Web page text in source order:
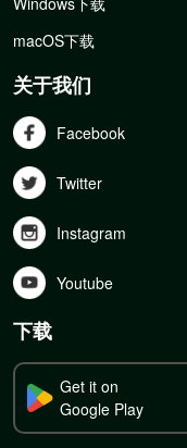
macOS下载
关于我们
Facebook
Twitter
Instagram
Youtube
下载
Get it on
Google Play